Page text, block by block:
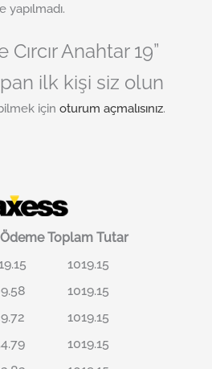
Anahtar 19”
ilk kişi siz olun
için oturum açmalısınız.
Toplam Tutar
1019.15
1019.15
1019.15
1019.15